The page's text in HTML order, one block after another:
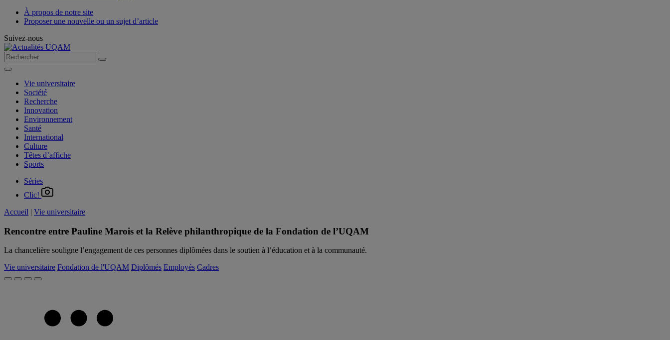
À propos de notre site
Proposer une nouvelle ou un sujet d’article
Suivez-nous
Vie universitaire
Société
Recherche
Innovation
Environnement
Santé
International
Culture
Têtes d’affiche
Sports
Séries
Clic!
Accueil | Vie universitaire
Rencontre entre Pauline Marois et la Relève philanthropique de la Fondation de l’UQAM
La chancelière souligne l’engagement de ces personnes diplômées dans le soutien à l’éducation et à la communauté.
Vie universitaire Fondation de l'UQAM Diplômés Employés Cadres